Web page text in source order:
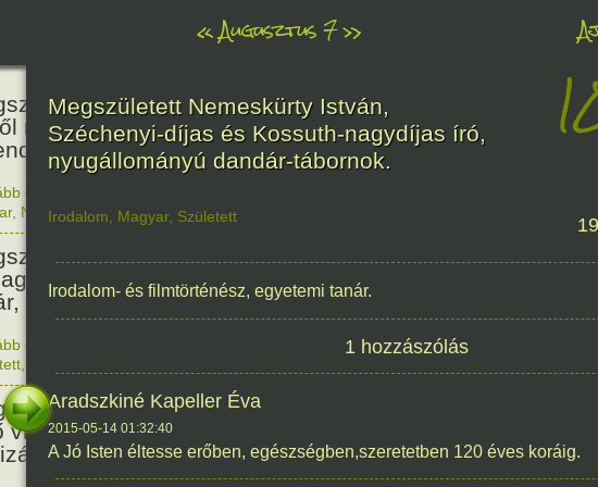
«Augusztus 7»
Báthori Erzsébet,
rémséges és kegyetlen
éltek.
466éve
olvasom
, Nő Történelem
Kondor Gusztáv
matematikus, egyetemi
akadémikus.
201éve
olvasom
Mata Hari, a híres
világháborús táncosnő,
és kém.
150éve
Megszületett Nemeskürty István,
Széchenyi-díjas és Kossuth-nagydíjas író,
nyugállományú dandár-tábornok.
Irodalom Magyar, Született
Irodalom- és filmtörténész, egyetemi tanár.
1 hozzászólás
Aradszkiné Kapeller Éva
2015-05-14 01:32:40
A Jó Isten éltesse erőben, egészségben,szeretetben 120 éves koráig.